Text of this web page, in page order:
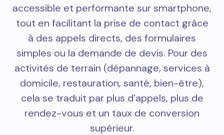
accessible et performante sur smartphone,
tout en facilitant la prise de contact grâce
à des appels directs, des formulaires
simples ou la demande de devis. Pour des
activités de terrain (dépannage, services à
domicile, restauration, santé, bien-être),
cela se traduit par plus d’appels, plus de
rendez-vous et un taux de conversion
supérieur.